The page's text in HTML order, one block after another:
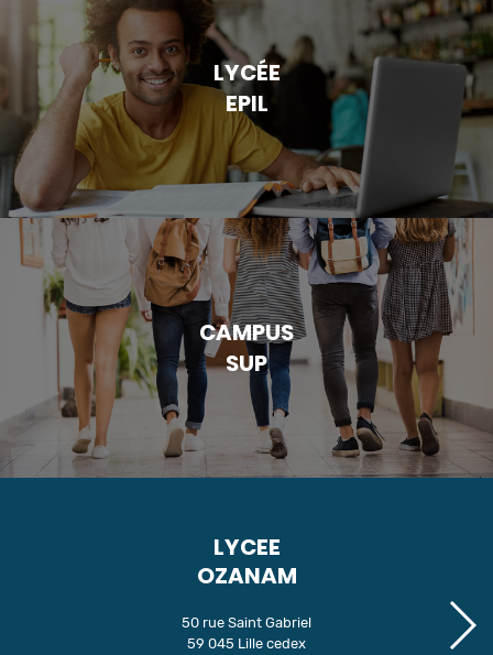
LYCÉE
EPIL
CAMPUS
SUP
LYCEE
OZANAM
50 rue Saint Gabriel
59 045 Lille cedex